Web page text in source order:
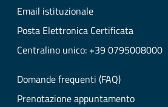
Email istituzionale
Posta Elettronica Certificata
Centralino unico: +39 0795008000
Domande frequenti (FAQ)
Prenotazione appuntamento